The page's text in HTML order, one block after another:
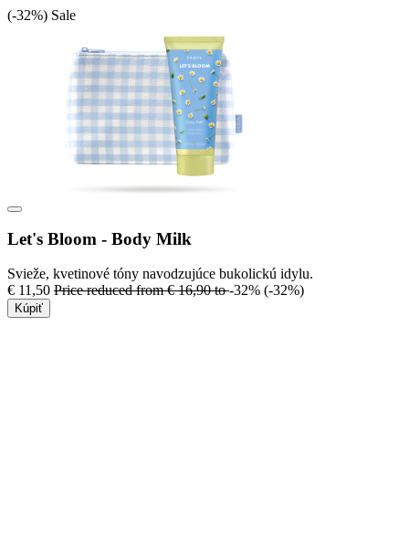
(-32%) Sale
Let's Bloom - Body Milk
Svieže, kvetinové tóny navodzujúce bukolickú idylu.
€ 11,50 Price reduced from€ 16,90to-32% (-32%)
Kúpiť